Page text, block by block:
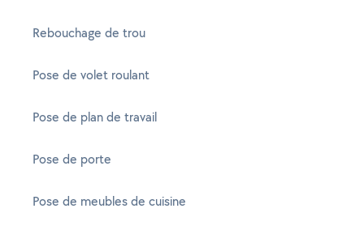
Rebouchage de trou
Pose de volet roulant
Pose de plan de travail
Pose de porte
Pose de meubles de cuisine